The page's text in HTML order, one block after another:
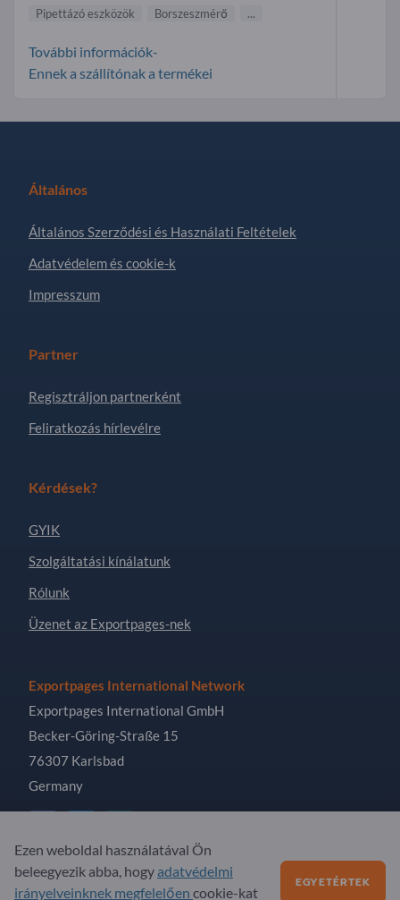
Pipettázó eszközök
Borszeszmérő ...
További információk-
Ennek a szállítónak a termékei
Általános
Általános Szerződési és Használati Feltételek
Adatvédelem és cookie-k
Impresszum
Partner
Regisztráljon partnerként
Feliratkozás hírlevélre
Kérdések?
GYIK
Szolgáltatási kínálatunk
Rólunk
Üzenet az Exportpages-nek
Exportpages International Network
Exportpages International GmbH
Becker-Göring-Straße 15
76307 Karlsbad
Germany
Copyright © 2026 Exportpages International GmbH. All
Ezen weboldal használatával Ön
beleegyezik abba, hogy adatvédelmi
irányelveinknek megfelelően cookie-kat
EGYETÉRTEK